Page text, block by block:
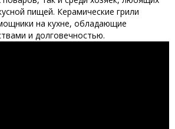
пищей. Керамические грили
на кухне, обладающие
и долговечностью.